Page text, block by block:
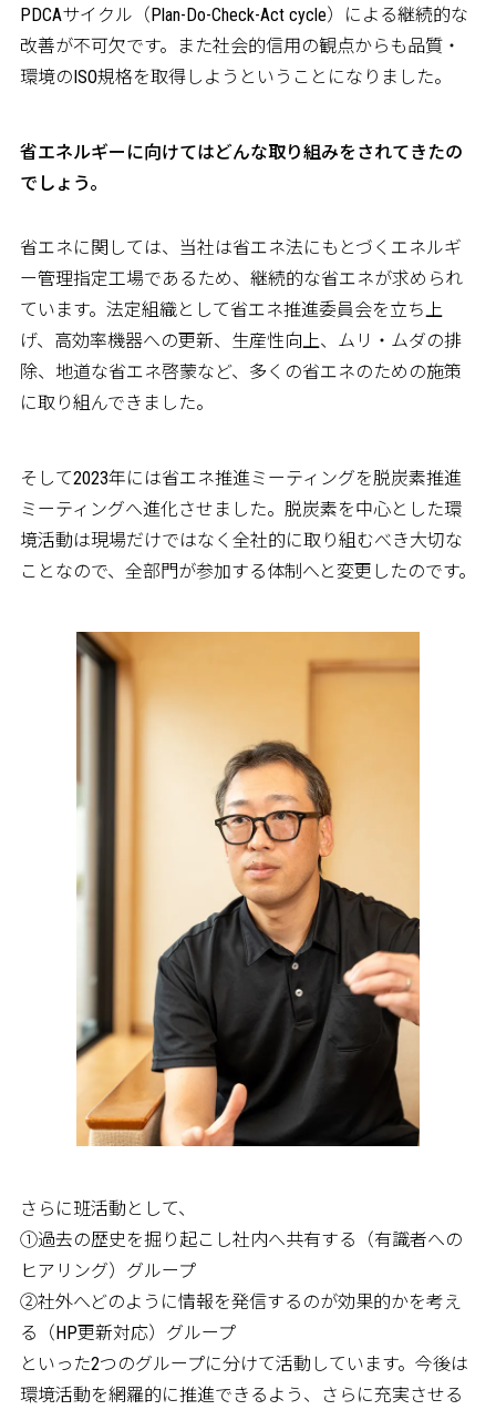
PDCAサイクル（Plan-Do-Check-Act cycle）による継続的な
改善が不可欠です。また社会的信用の観点からも品質・
環境のISO規格を取得しようということになりました。
――省エネルギーに向けてはどんな取り組みをされてきたの
でしょう。
省エネに関しては、当社は省エネ法にもとづくエネルギ
ー管理指定工場であるため、継続的な省エネが求められ
ています。法定組織として省エネ推進委員会を立ち上
げ、高効率機器への更新、生産性向上、ムリ・ムダの排
除、地道な省エネ啓蒙など、多くの省エネのための施策
に取り組んできました。
そして2023年には省エネ推進ミーティングを脱炭素推進
ミーティングへ進化させました。脱炭素を中心とした環
境活動は現場だけではなく全社的に取り組むべき大切な
ことなので、全部門が参加する体制へと変更したのです。
さらに班活動として、
①過去の歴史を掘り起こし社内へ共有する（有識者への
ヒアリング）グループ
②社外へどのように情報を発信するのが効果的かを考え
る（HP更新対応）グループ
といった2つのグループに分けて活動しています。今後は
環境活動を網羅的に推進できるよう、さらに充実させる